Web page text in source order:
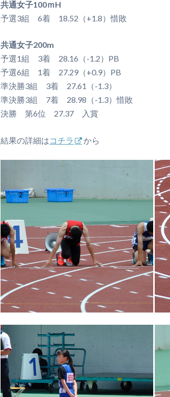
共通女子100ｍH
予選3組 6着 18.52（+1.8）惜敗
共通女子200m
予選1組 3着 28.16（-1.2）PB
予選6組 1着 27.29（+0.9）PB
準決勝3組 3着 27.61（-1.3）
準決勝3組 7着 28.98（-1.3）惜敗
決勝 第6位 27.37 入賞
結果の詳細はコチラ から